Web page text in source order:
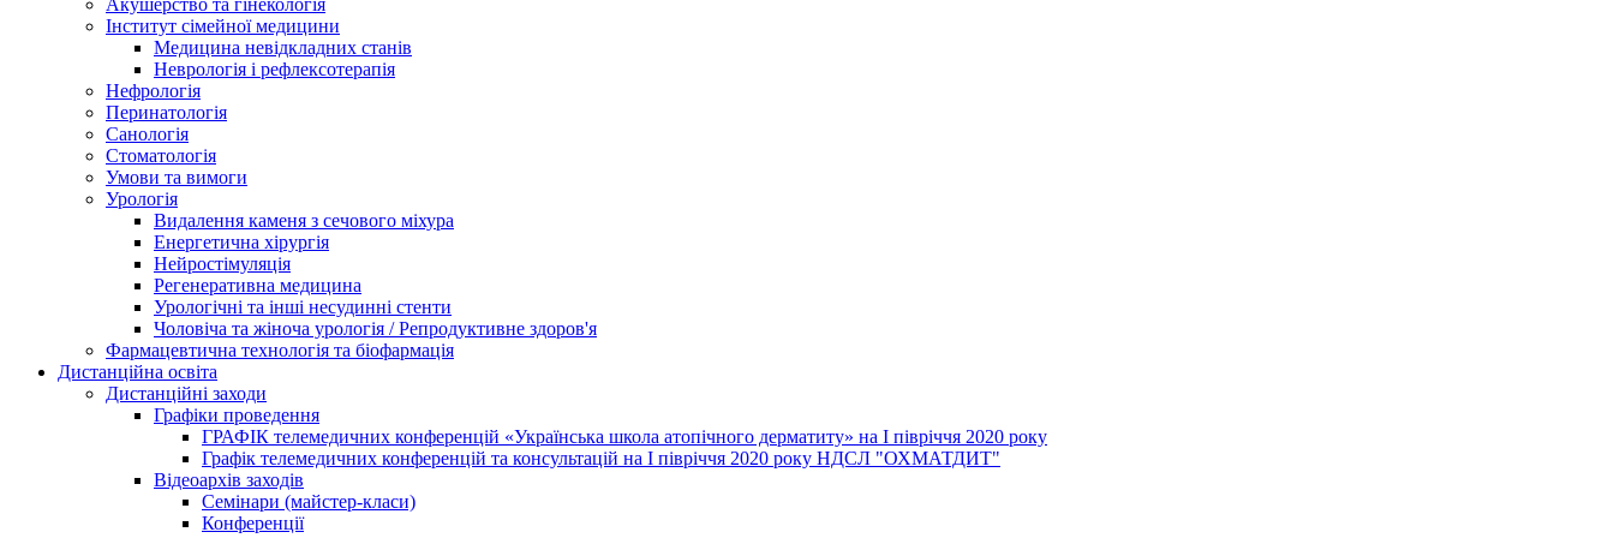
Акушерство та гінекологія
Інститут сімейної медицини
Медицина невідкладних станів
Неврологія і рефлексотерапія
Нефрологія
Перинатологія
Санологія
Стоматологія
Умови та вимоги
Урологія
Видалення каменя з сечового міхура
Енергетична хірургія
Нейростімуляція
Регенеративна медицина
Урологічні та інші несудинні стенти
Чоловіча та жіноча урологія / Репродуктивне здоров'я
Фармацевтична технологія та біофармація
Дистанційна освіта
Дистанційні заходи
Графіки проведення
ГРАФІК телемедичних конференцій «Українська школа атопічного дерматиту» на І півріччя 2020 року
Графік телемедичних конференцій та консультацій на І півріччя 2020 року НДСЛ "ОХМАТДИТ"
Відеоархів заходів
Семінари (майстер-класи)
Конференції